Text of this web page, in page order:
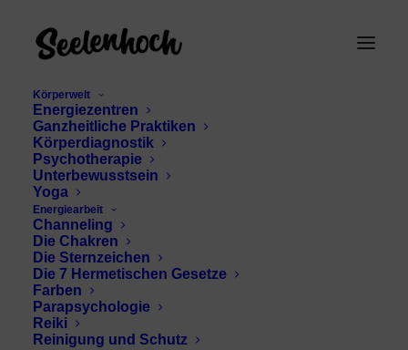
Körperwelt
Energiezentren
Ganzheitliche Praktiken
Körperdiagnostik
Psychotherapie
Unterbewusstsein
Yoga
Energiearbeit
Channeling
Die Chakren
Die Sternzeichen
Die 7 Hermetischen Gesetze
Farben
Parapsychologie
Reiki
Reinigung und Schutz
Auftreten